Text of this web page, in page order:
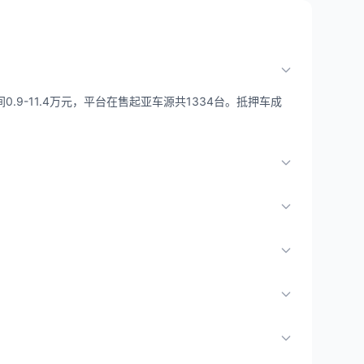
11.4万元，平台在售起亚车源共1334台。抵押车成